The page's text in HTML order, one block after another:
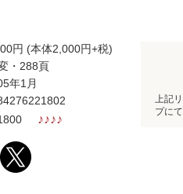
円 (本体2,000円+税)
・288頁
年1月
♪♪♪♪
上記
プに